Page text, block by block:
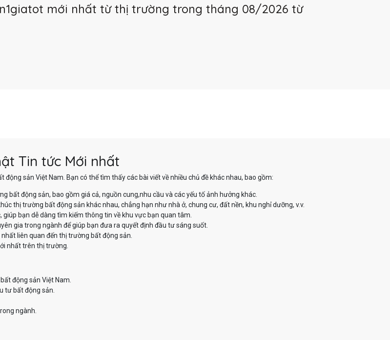
mới nhất từ thị trường trong tháng 08/2026 từ
Tin tức Mới nhất
sản Việt Nam. Bạn có thể tìm thấy các bài viết về nhiều chủ đề khác nhau, bao gồm:
bất động sản, bao gồm giá cả, nguồn cung,nhu cầu và các yếu tố ảnh hưởng khác.
thị trường bất động sản khác nhau, chẳng hạn như nhà ở, chung cư, đất nền, khu nghỉ dưỡng, v.v.
bạn dễ dàng tìm kiếm thông tin về khu vực bạn quan tâm.
gia trong ngành để giúp bạn đưa ra quyết định đầu tư sáng suốt.
liên quan đến thị trường bất động sản.
nhất trên thị trường.
động sản Việt Nam.
tư bất động sản.
ngành.